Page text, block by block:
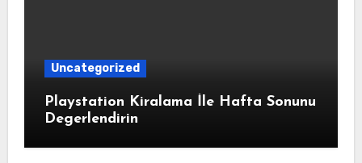
Uncategorized
Playstation Kiralama İle Hafta Sonunu
Degerlendirin